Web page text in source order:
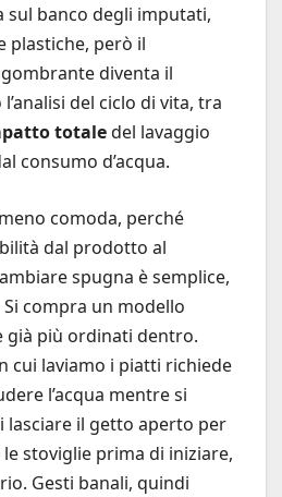
sul banco degli imputati,
plastiche, però il
diventa il
del ciclo di vita, tra
totaledel lavaggio
consumo d’acqua.
comoda, perché
dal prodotto al
spugna è semplice,
compra un modello
già più ordinati dentro.
cui laviamo i piatti richiede
l’acqua mentre si
lasciare il getto aperto per
stoviglie prima di iniziare,
Gesti banali, quindi